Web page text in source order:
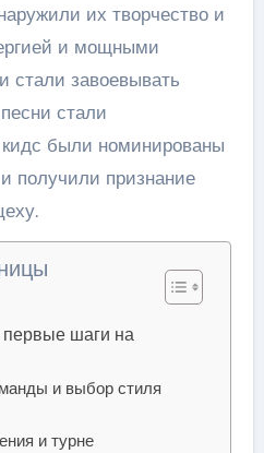
их творчество и
и мощными
стали завоевывать
стали
были номинированы
получили признание
шаги на
и выбор стиля
и турне